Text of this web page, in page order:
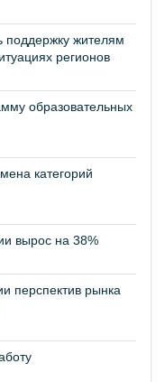
поддержку жителям
регионов
образовательных
категорий
вырос на 38%
перспектив рынка